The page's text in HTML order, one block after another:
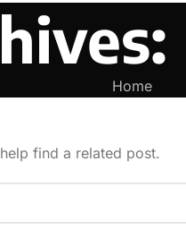
Home
find a related post.